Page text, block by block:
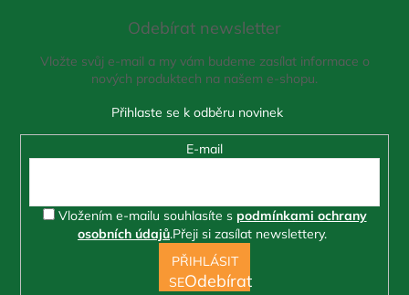
Odebírat newsletter
Vložte svůj e-mail a my vám budeme zasílat informace o
nových produktech na našem e-shopu.
E-mail
Vložením e-mailu souhlasíte s podmínkami ochrany
osobních údajů.Přeji si zasílat newslettery.
PŘIHLÁSIT
SE